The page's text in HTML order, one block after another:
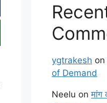
ygtrakesh on
of Demand
Neelu on